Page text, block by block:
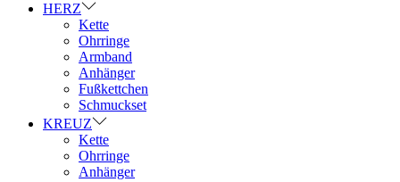
HERZ
Kette
Ohrringe
Armband
Anhänger
Fußkettchen
Schmuckset
KREUZ
Kette
Ohrringe
Anhänger